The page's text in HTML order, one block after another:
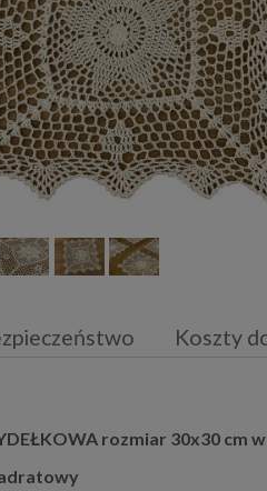
Koszty
rozmiar 30x30 cm